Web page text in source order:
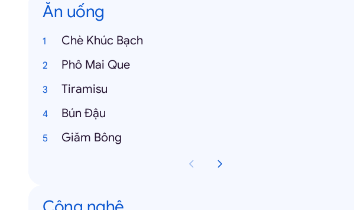
Ăn uống
Chè Khúc Bạch
Phô Mai Que
Tiramisu
Bún Đậu
Giăm Bông